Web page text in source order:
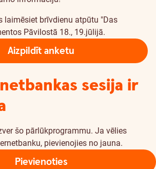
laimēsiet brīvdienu atpūtu "Das
Pāvilostā 18., 19.jūlijā.
Aizpildīt anketu
sesija ir
šo pārlūkprogrammu. Ja vēlies
pievienojies no jauna.
Pievienoties